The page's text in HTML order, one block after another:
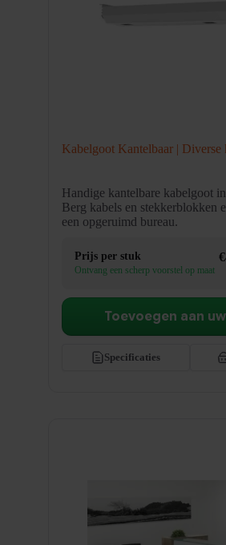
Kabelgoot Kantelbaar | Diverse
Handige kantelbare kabelgoot
Berg kabels en stekkerblokken
een opgeruimd bureau.
Prijs per stuk €
Ontvang een scherp voorstel op maat
Specificaties
Toevoegen aan